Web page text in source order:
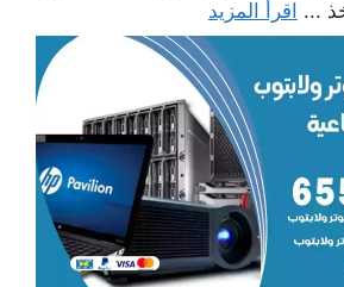
... اقرأ المزيد